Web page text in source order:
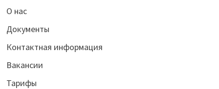
О нас
Документы
Контактная информация
Вакансии
Тарифы